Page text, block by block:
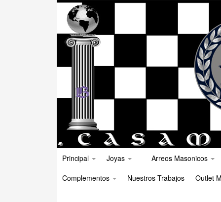
Principal Joyas
Arreos Masonicos
Complementos
Nuestros Trabajos Outlet